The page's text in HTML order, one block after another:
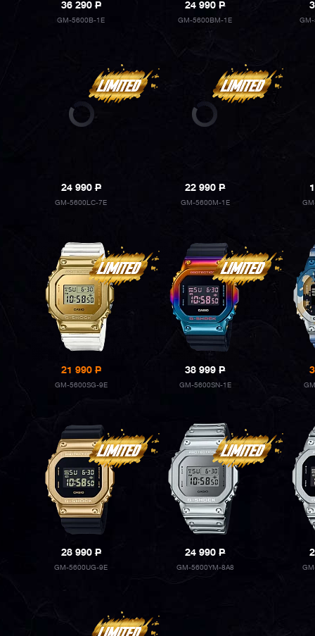
36 290P
GM-5600B-1E
24 990P
GM-5600BM-1E
24 990P
GM-5600LC-7E
22 990P
GM-5600M-1E
21 990P
GM-5600SG-9E
38 999P
GM-5600SN-1E
28 990P
GM-5600UG-9E
24 990P
GM-5600YM-8A8